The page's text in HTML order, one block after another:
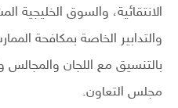
الانتقائية، والسوق الخليجية
والتدابير الخاصة بمكافحة
بالتنسيق مع اللجان والمجالس
مجلس التعاون.